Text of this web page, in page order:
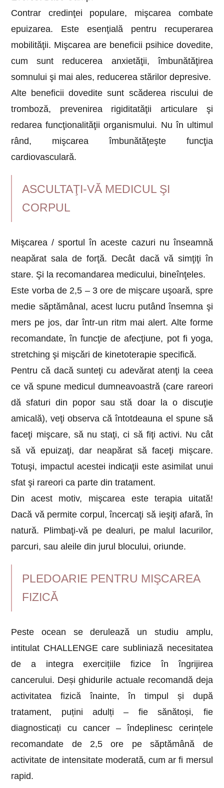
Contrar credinţei populare, mişcarea combate
epuizarea. Este esenţială pentru recuperarea
mobilităţii. Mişcarea are beneficii psihice dovedite,
cum sunt reducerea anxietăţii, îmbunătăţirea
somnului şi mai ales, reducerea stărilor depresive.
Alte beneficii dovedite sunt scăderea riscului de
tromboză, prevenirea rigiditatăţii articulare şi
redarea funcţionalităţii organismului. Nu în ultimul
rând, mişcarea îmbunătăţeşte funcţia
cardiovasculară.
ASCULTAŢI-VĂ MEDICUL ŞI
CORPUL
Mişcarea / sportul în aceste cazuri nu înseamnă
neapărat sala de forţă. Decât dacă vă simţiţi în
stare. Şi la recomandarea medicului, bineînţeles.
Este vorba de 2,5 – 3 ore de mişcare uşoară, spre
medie săptămânal, acest lucru putând însemna şi
mers pe jos, dar într-un ritm mai alert. Alte forme
recomandate, în funcţie de afecţiune, pot fi yoga,
stretching şi mişcări de kinetoterapie specifică.
Pentru că dacă sunteţi cu adevărat atenţi la ceea
ce vă spune medicul dumneavoastră (care rareori
dă sfaturi din popor sau stă doar la o discuţie
amicală), veţi observa că întotdeauna el spune să
faceţi mişcare, să nu staţi, ci să fiţi activi. Nu cât
să vă epuizaţi, dar neapărat să faceţi mişcare.
Totuşi, impactul acestei indicaţii este asimilat unui
sfat şi rareori ca parte din tratament.
Din acest motiv, mişcarea este terapia uitată!
Dacă vă permite corpul, încercaţi să ieşiţi afară, în
natură. Plimbaţi-vă pe dealuri, pe malul lacurilor,
parcuri, sau aleile din jurul blocului, oriunde.
PLEDOARIE PENTRU MIŞCAREA
FIZICĂ
Peste ocean se derulează un studiu amplu,
intitulat CHALLENGE care subliniază necesitatea
de a integra exercițiile fizice în îngrijirea
cancerului. Deși ghidurile actuale recomandă deja
activitatea fizică înainte, în timpul și după
tratament, puțini adulți – fie sănătoși, fie
diagnosticați cu cancer – îndeplinesc cerințele
recomandate de 2,5 ore pe săptămână de
activitate de intensitate moderată, cum ar fi mersul
rapid.